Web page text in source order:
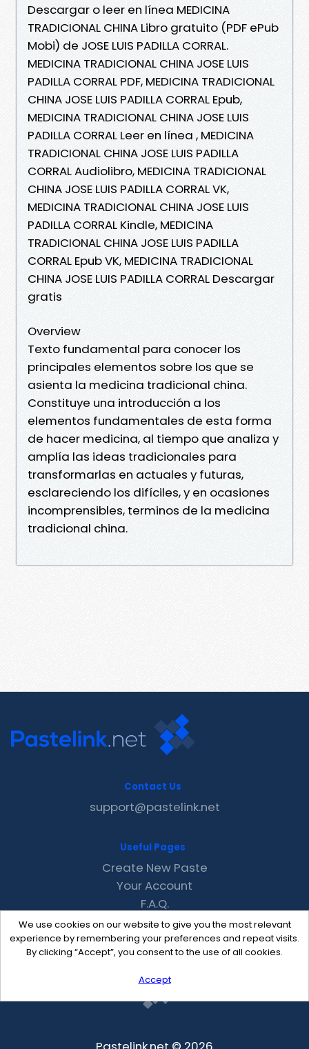
Descargar o leer en línea MEDICINA
TRADICIONAL CHINA Libro gratuito (PDF ePub
Mobi) de JOSE LUIS PADILLA CORRAL.
MEDICINA TRADICIONAL CHINA JOSE LUIS
PADILLA CORRAL PDF, MEDICINA TRADICIONAL
CHINA JOSE LUIS PADILLA CORRAL Epub,
MEDICINA TRADICIONAL CHINA JOSE LUIS
PADILLA CORRAL Leer en línea , MEDICINA
TRADICIONAL CHINA JOSE LUIS PADILLA
CORRAL Audiolibro, MEDICINA TRADICIONAL
CHINA JOSE LUIS PADILLA CORRAL VK,
MEDICINA TRADICIONAL CHINA JOSE LUIS
PADILLA CORRAL Kindle, MEDICINA
TRADICIONAL CHINA JOSE LUIS PADILLA
CORRAL Epub VK, MEDICINA TRADICIONAL
CHINA JOSE LUIS PADILLA CORRAL Descargar
gratis
Overview
Texto fundamental para conocer los
principales elementos sobre los que se
asienta la medicina tradicional china.
Constituye una introducción a los
elementos fundamentales de esta forma
de hacer medicina, al tiempo que analiza y
amplía las ideas tradicionales para
transformarlas en actuales y futuras,
esclareciendo los difíciles, y en ocasiones
incomprensibles, terminos de la medicina
tradicional china.
We use cookies on our website to give you the most relevant
experience by remembering your preferences and repeat visits.
By clicking “Accept”, you consent to the use of all cookies.
Accept
Contact Us
support@pastelink.net
Useful Pages
Create New Paste
Your Account
F.A.Q.
Recent
Contact